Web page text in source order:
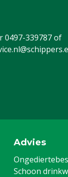
0497-339787of
Advies
Schoon